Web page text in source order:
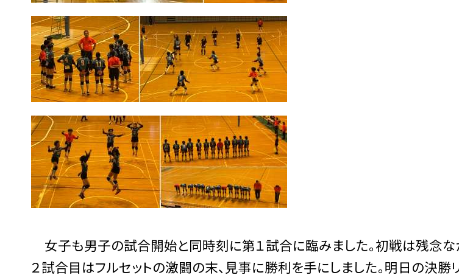
女子も男子の試合開始と同時刻に第１試合に臨みました。初戦は残念な
２試合目はフルセットの激闘の末、見事に勝利を手にしました。明日の決